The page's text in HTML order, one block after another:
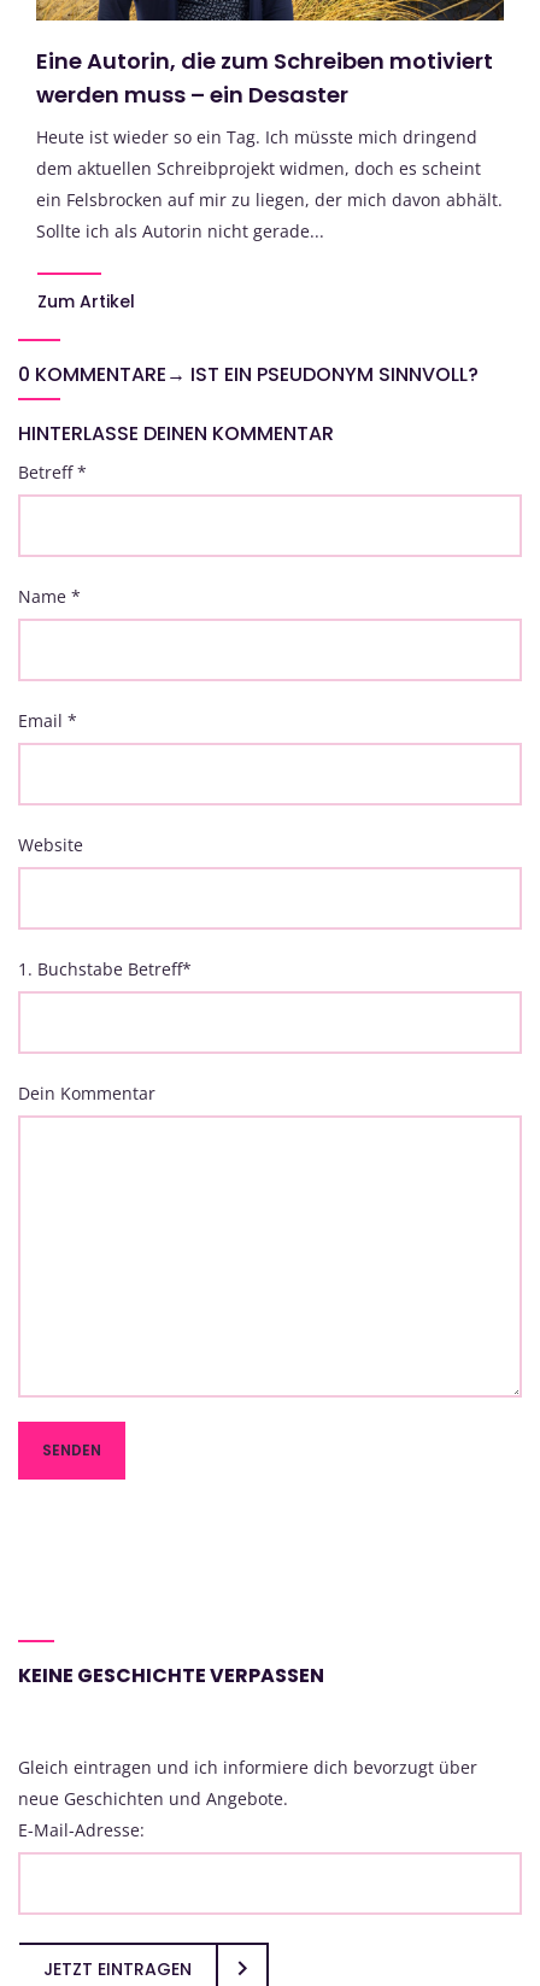
Eine Autorin, die zum Schreiben motiviert
werden muss – ein Desaster
Heute ist wieder so ein Tag. Ich müsste mich dringend
dem aktuellen Schreibprojekt widmen, doch es scheint
ein Felsbrocken auf mir zu liegen, der mich davon abhält.
Sollte ich als Autorin nicht gerade...
Zum Artikel
0 KOMMENTARE→ IST EIN PSEUDONYM SINNVOLL?
HINTERLASSE DEINEN KOMMENTAR
Betreff*
Name *
Email *
Website
1. Buchstabe Betreff*
Dein Kommentar
KEINE GESCHICHTE VERPASSEN
Gleich eintragen und ich informiere dich bevorzugt über
neue Geschichten und Angebote.
E-Mail-Adresse:
JETZT EINTRAGEN